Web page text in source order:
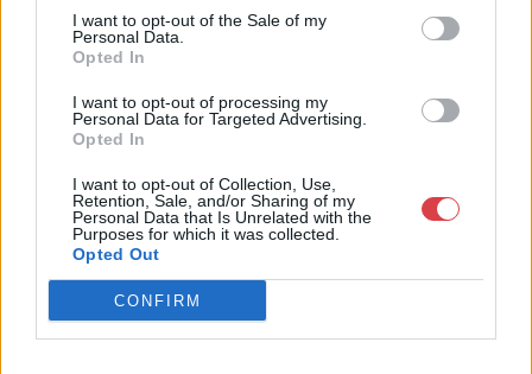
I want to opt-out of the Sale of my
Personal Data.
Opted In
I want to opt-out of processing my
Personal Data for Targeted Advertising.
Opted In
I want to opt-out of Collection, Use,
Retention, Sale, and/or Sharing of my
Personal Data that Is Unrelated with the
Purposes for which it was collected.
Opted Out
CONFIRM
GALÉRIA TOVÁBBI MŰTÁRGYAI
KAPCSOLÓDÓ MŰTÁRGYAK